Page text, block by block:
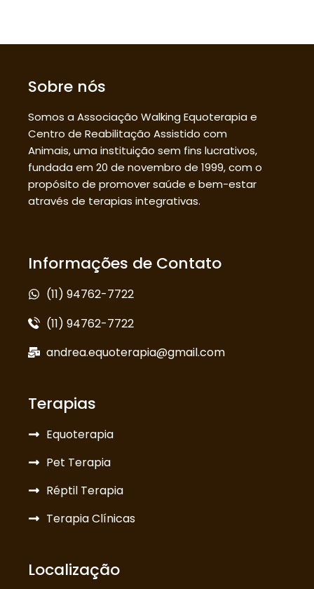
Sobre nós
Somos a Associação Walking Equoterapia e
Centro de Reabilitação Assistido com
Animais, uma instituição sem fins lucrativos,
fundada em 20 de novembro de 1999, com o
propósito de promover saúde e bem-estar
através de terapias integrativas.
Informações de Contato
(11) 94762-7722
(11) 94762-7722
andrea.equoterapia@gmail.com
Terapias
Equoterapia
Pet Terapia
Réptil Terapia
Terapia Clínicas
Localização